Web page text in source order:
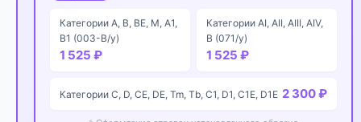
Категории А, В, ВЕ, М, А1,
В1 (003-В/у)
1 525 ₽
Категории АI, AII, AIII, AIV,
B (071/у)
1 525 ₽
Категории С, D, СЕ, DE, Tm, Tb, C1, D1, C1E, D1E 2 300 ₽